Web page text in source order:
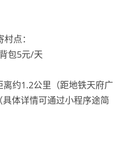
点：
包5元/天
约1.2公里（距地铁天府广
体详情可通过小程序途简